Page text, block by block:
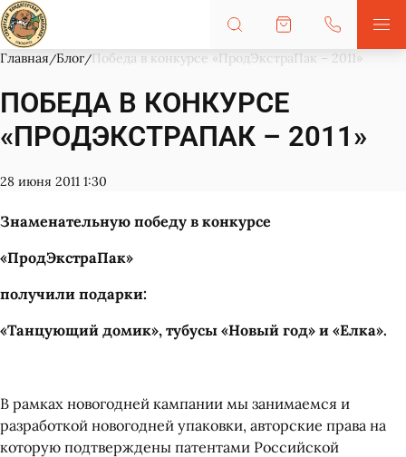
Главная Блог Победа в конкурсе «ПродЭкстраПак – 2011»
ПОБЕДА В КОНКУРСЕ
«ПРОДЭКСТРАПАК – 2011»
28 июня 2011 1:30
Знаменательную победу в конкурсе
«ПродЭкстраПак»
получили подарки:
«Танцующий домик», тубусы «Новый год» и «Елка».
В рамках новогодней кампании мы занимаемся и
разработкой новогодней упаковки, авторские права на
которую подтверждены патентами Российской